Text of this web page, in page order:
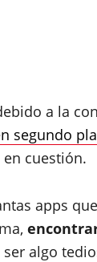
a la
segundo
cuestión.
apps
ser algo